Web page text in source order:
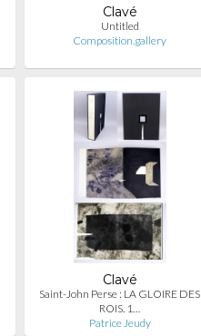
Clavé
Untitled
Composition.gallery
Clavé
Saint-John Perse : LA GLOIRE DES
ROIS. 1…
Patrice Jeudy